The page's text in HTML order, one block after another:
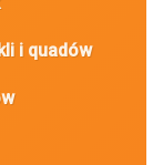
i quadów